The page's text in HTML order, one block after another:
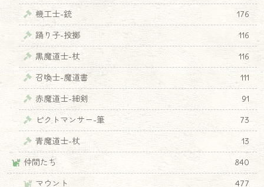
機工士-銃
176
踊り子-投擲
116
黒魔道士-杖
116
召喚士-魔道書
111
赤魔道士-細剣
91
ピクトマンサー-筆
73
青魔道士-杖
13
仲間たち
840
マウント
477